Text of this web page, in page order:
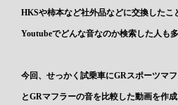
HKSや柿本など社外品などに交換した
Youtubeでどんな音なのか検索した人も
今回、せっかく試乗車にGRスポーツマ
とGRマフラーの音を比較した動画を作